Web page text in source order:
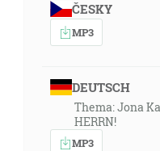
ČESKY
MP3
DEUTSCH
Thema: Jona
HERRN!
MP3